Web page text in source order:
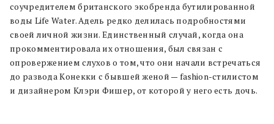
соучредителем британского экобренда бутилированной
воды Life Water. Адель редко делилась подробностями
своей личной жизни. Единственный случай, когда она
прокомментировала их отношения, был связан с
опровержением слухов о том, что они начали встречаться
до развода Конекки с бывшей женой — fashion-стилистом
и дизайнером Клэри Фишер, от которой у него есть дочь.